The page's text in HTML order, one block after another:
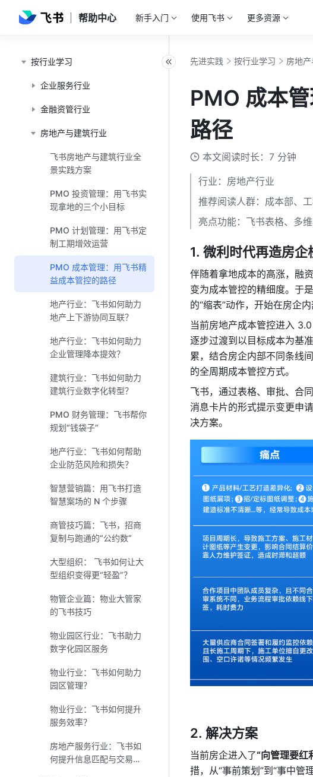
帮助中心 新手入门 使用飞书 更多资源
按行业学习
企业服务行业
金融资管行业
房地产与建筑行业
飞书房地产与建筑行业全
景实践方案
PMO 投资管理：用飞书实
现拿地的三个小目标
PMO 计划管理：用飞书定
制工期增效运营
PMO 成本管理：用飞书精
益成本管控的路径
地产行业：飞书如何助力
地产上下游协同互联？
地产行业：飞书如何助力
企业管理降本提效？
建筑行业：飞书如何助力
建筑行业数字化转型？
PMO 财务管理：飞书帮你
规划“钱袋子”
地产行业：飞书如何帮助
企业防范风险和损失？
智慧营销篇：用飞书打造
智慧案场的 N 个步骤
商管技巧篇：飞书，招商
复制与跑通的“公约数”
大型组织： 飞书如何让大
型组织变得更“轻盈”？
物管企业篇：物业大管家
的飞书技巧
物业园区行业：飞书助力
数字化园区服务
物业行业：飞书如何助力
园区管理？
物业行业：飞书如何提升
服务效率？
房地产服务行业：飞书如
何提升信息匹配与交易效
先进实践 按行业学习 房地
PMO 成本
路径
本文阅读时长：7 分钟
行业：房地产行业
推荐阅读人群：成本部、
亮点功能：飞书表格、多
微利时代再造房企
伴随着拿地成本的高涨，融
变为成本管控的精细度。于
的“缩表”动作，开始在房企
当前房地产成本管控进入
逐步过渡到以目标成本为基
累，结合房企内部不同条线
的全周期成本管控方式。
飞书，通过表格、审批、合
消息卡片的形式提示变更申
决方案。
解决方案
当前房企进入了“向管理要红
措，从“事前策划”到“事中管